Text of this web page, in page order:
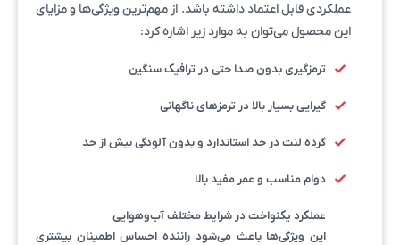
عملکردی قابل اعتماد داشته باشد. از مهم‌ترین ویژگی‌ها و مزایای
این محصول می‌توان به موارد زیر اشاره کرد:
ترمزگیری بدون صدا حتی در ترافیک سنگین
گیرایی بسیار بالا در ترمزهای ناگهانی
گرده لنت در حد استاندارد و بدون آلودگی بیش از حد
دوام مناسب و عمر مفید بالا
عملکرد یکنواخت در شرایط مختلف آب‌وهوایی
این ویژگی‌ها باعث می‌شود راننده احساس اطمینان بیشتری